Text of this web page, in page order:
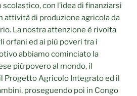
con l’idea di finanziarsi
attività di produzione agricola da
La nostra attenzione è rivolta
orfani ed ai più poveri tra i
abbiamo cominciato la
più povero al mondo, il
Progetto Agricolo Integrato ed il
proseguendo poi in Congo